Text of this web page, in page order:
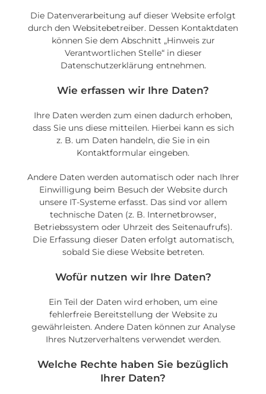
Die Datenverarbeitung auf dieser Website erfolgt
durch den Websitebetreiber. Dessen Kontaktdaten
können Sie dem Abschnitt „Hinweis zur
Verantwortlichen Stelle“ in dieser
Datenschutzerklärung entnehmen.
Wie erfassen wir Ihre Daten?
Ihre Daten werden zum einen dadurch erhoben,
dass Sie uns diese mitteilen. Hierbei kann es sich
z. B. um Daten handeln, die Sie in ein
Kontaktformular eingeben.
Andere Daten werden automatisch oder nach Ihrer
Einwilligung beim Besuch der Website durch
unsere IT-Systeme erfasst. Das sind vor allem
technische Daten (z. B. Internetbrowser,
Betriebssystem oder Uhrzeit des Seitenaufrufs).
Die Erfassung dieser Daten erfolgt automatisch,
sobald Sie diese Website betreten.
Wofür nutzen wir Ihre Daten?
Ein Teil der Daten wird erhoben, um eine
fehlerfreie Bereitstellung der Website zu
gewährleisten. Andere Daten können zur Analyse
Ihres Nutzerverhaltens verwendet werden.
Welche Rechte haben Sie bezüglich
Ihrer Daten?